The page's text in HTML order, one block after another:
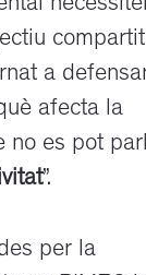
a
afecta la
no es pot
”.
per la